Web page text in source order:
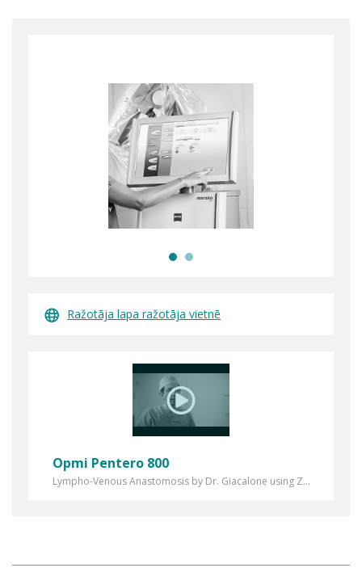
Ražotāja lapa ražotāja vietnē
Opmi Pentero 800
Lympho-Venous Anastomosis by Dr. Giacalone using Z...